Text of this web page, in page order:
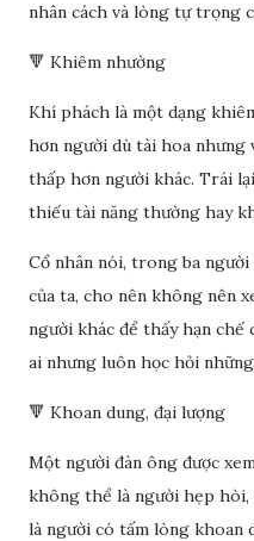
nhân cách và lòng tự trọng
🔻 Khiêm nhường
Khí phách là một dạng
hơn người dù tài hoa nhưng
thấp hơn người khác. Trái
thiếu tài năng thường hay
Cổ nhân nói, trong ba
của ta, cho nên không nên
người khác để thấy hạn chế
ai nhưng luôn học hỏi
🔻 Khoan dung, đại lượng
Một người đàn ông được
không thể là người hẹp hòi,
là người có tấm lòng khoan